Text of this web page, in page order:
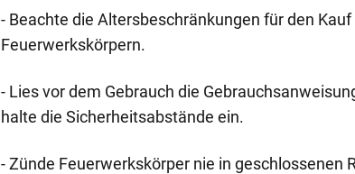
- Beachte die Altersbeschränkungen für den
Feuerwerkskörpern.
- Lies vor dem Gebrauch die
halte die Sicherheitsabstände ein.
- Zünde Feuerwerkskörper nie in geschlossenen